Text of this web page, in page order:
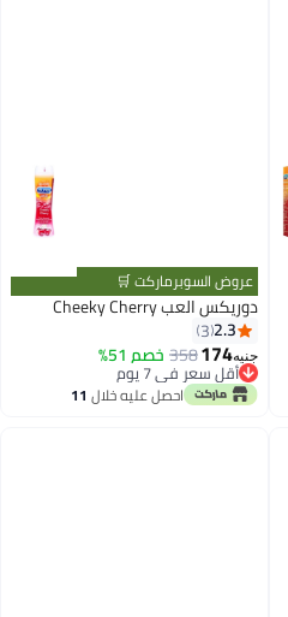
عروض السوبرماركت 🛒
دوريكس العب Cheeky Cherry
2.3
3
جنيه174
358 خصم 51%
أقل سعر في 7 يوم
أقل سعر في 7 يوماحصل عليه خلال 11